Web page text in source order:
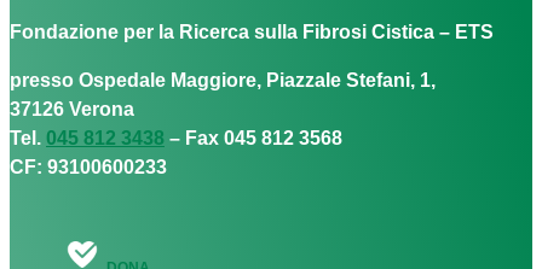
Fondazione per la Ricerca sulla Fibrosi Cistica – ETS
presso Ospedale Maggiore, Piazzale Stefani, 1,
37126 Verona
Tel. 045 812 3438 – Fax 045 812 3568
CF: 93100600233